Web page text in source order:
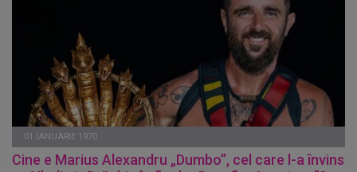
01 IANUARIE 1970
Cine e Marius Alexandru „Dumbo”, cel care l-a învins